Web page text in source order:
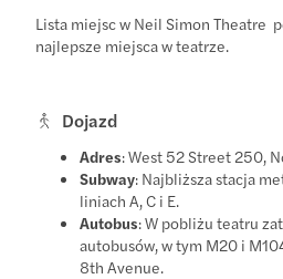
Lista miejsc w Neil Simon Theatre
najlepsze miejsca w teatrze.
Dojazd
Adres: West 52 Street 250,
Subway: Najbliższa stacja
liniach A, C i E.
Autobus: W pobliżu teatru
autobusów, w tym M20 i
8th Avenue.